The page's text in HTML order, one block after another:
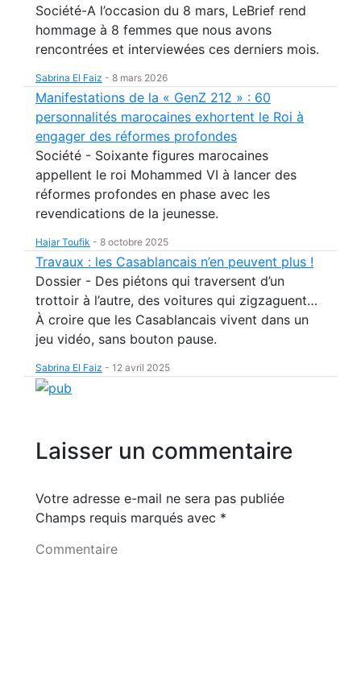
Société-A l’occasion du 8 mars, LeBrief rend
hommage à 8 femmes que nous avons
rencontrées et interviewées ces derniers mois.
Sabrina El Faiz - 8 mars 2026
Manifestations de la « GenZ 212 » : 60
personnalités marocaines exhortent le Roi à
engager des réformes profondes
Société - Soixante figures marocaines
appellent le roi Mohammed VI à lancer des
réformes profondes en phase avec les
revendications de la jeunesse.
Hajar Toufik - 8 octobre 2025
Travaux : les Casablancais n’en peuvent plus !
Dossier - Des piétons qui traversent d’un
trottoir à l’autre, des voitures qui zigzaguent…
À croire que les Casablancais vivent dans un
jeu vidéo, sans bouton pause.
Sabrina El Faiz - 12 avril 2025
Laisser un commentaire
Votre adresse e-mail ne sera pas publiée
Champs requis marqués avec *
Commentaire